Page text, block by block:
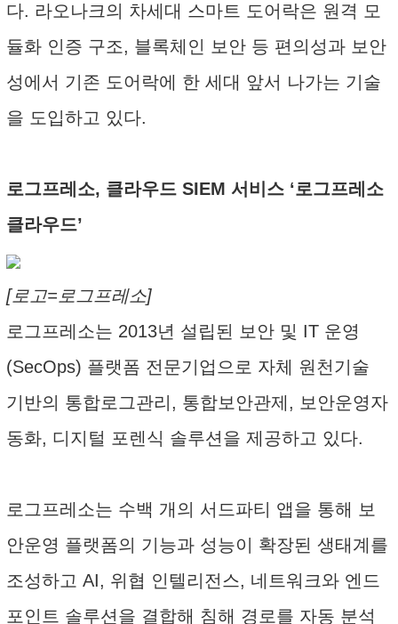
다. 라오나크의 차세대 스마트 도어락은 원격 모
듈화 인증 구조, 블록체인 보안 등 편의성과 보안
성에서 기존 도어락에 한 세대 앞서 나가는 기술
을 도입하고 있다.
로그프레소, 클라우드 SIEM 서비스 ‘로그프레소
클라우드’
[로고=로그프레소]
로그프레소는 2013년 설립된 보안 및 IT 운영
(SecOps) 플랫폼 전문기업으로 자체 원천기술
기반의 통합로그관리, 통합보안관제, 보안운영자
동화, 디지털 포렌식 솔루션을 제공하고 있다.
로그프레소는 수백 개의 서드파티 앱을 통해 보
안운영 플랫폼의 기능과 성능이 확장된 생태계를
조성하고 AI, 위협 인텔리전스, 네트워크와 엔드
포인트 솔루션을 결합해 침해 경로를 자동 분석